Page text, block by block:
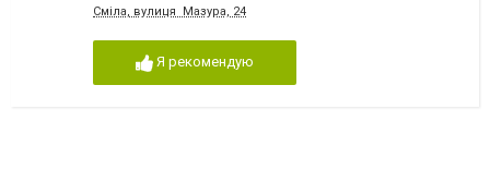
Сміла, вулиця Мазура, 24
Я рекомендую